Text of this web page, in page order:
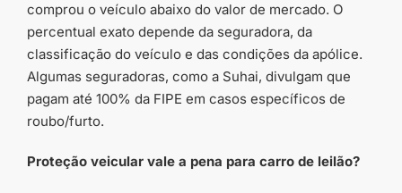
comprou o veículo abaixo do valor de mercado. O
percentual exato depende da seguradora, da
classificação do veículo e das condições da apólice.
Algumas seguradoras, como a Suhai, divulgam que
pagam até 100% da FIPE em casos específicos de
roubo/furto.
Proteção veicular vale a pena para carro de leilão?